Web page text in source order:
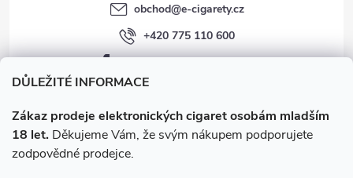
DŮLEŽITÉ INFORMACE
Zákaz prodeje elektronických cigaret osobám mladším
18 let. Děkujeme Vám, že svým nákupem podporujete
zodpovědné prodejce.
obchod@e-cigarety.cz
+420 775 110 600